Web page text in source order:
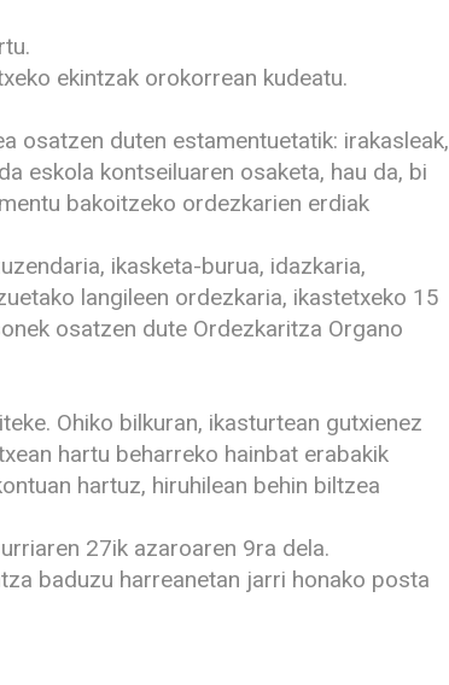
ekintzak orokorrean kudeatu.
osatzen duten estamentuetatik: irakasleak,
eskola kontseiluaren osaketa, hau da, bi
bakoitzeko ordezkarien erdiak
ikasketa-burua, idazkaria,
langileen ordezkaria, ikastetxeko 15
osatzen dute Ordezkaritza Organo
Ohiko bilkuran, ikasturtean gutxienez
hartu beharreko hainbat erabakik
hartuz, hiruhilean behin biltzea
27ik azaroaren 9ra dela.
baduzu harreanetan jarri honako posta